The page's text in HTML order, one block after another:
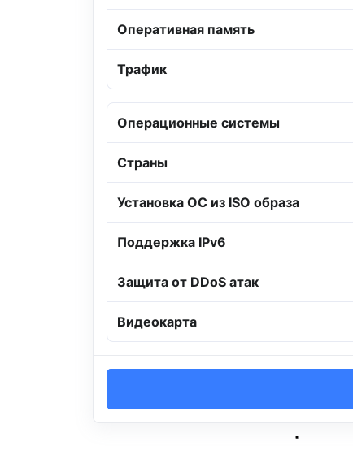
Оперативная память
Трафик
Операционные системы
Страны
Установка ОС из ISO образа
Поддержка IPv6
Защита от DDoS атак
Видеокарта